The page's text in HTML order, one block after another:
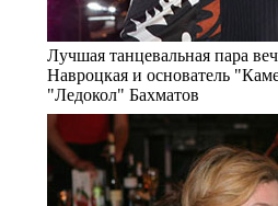
Лучшая танцевальная пара
Навроцкая и основатель
"Ледокол" Бахматов